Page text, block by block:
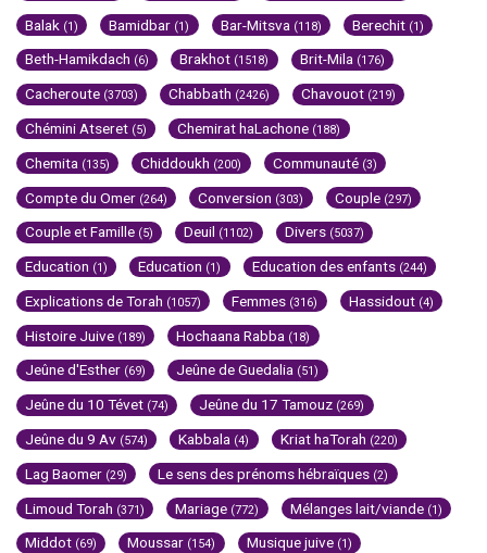
Balak (1) Bamidbar (1) Bar-Mitsva (118) Berechit (1)
Beth-Hamikdach (6) Brakhot (1518) Brit-Mila (176)
Cacheroute (3703) Chabbath (2426) Chavouot (219)
Chémini Atseret (5) Chemirat haLachone (188)
Chemita (135) Chiddoukh (200) Communauté (3)
Compte du Omer (264) Conversion (303) Couple (297)
Couple et Famille (5) Deuil (1102) Divers (5037)
Education (1) Education (1) Education des enfants (244)
Explications de Torah (1057) Femmes (316) Hassidout (4)
Histoire Juive (189) Hochaana Rabba (18)
Jeûne d'Esther (69) Jeûne de Guedalia (51)
Jeûne du 10 Tévet (74) Jeûne du 17 Tamouz (269)
Jeûne du 9 Av (574) Kabbala (4) Kriat haTorah (220)
Lag Baomer (29) Le sens des prénoms hébraïques (2)
Limoud Torah (371) Mariage (772) Mélanges lait/viande (1)
Middot (69) Moussar (154) Musique juive (1)